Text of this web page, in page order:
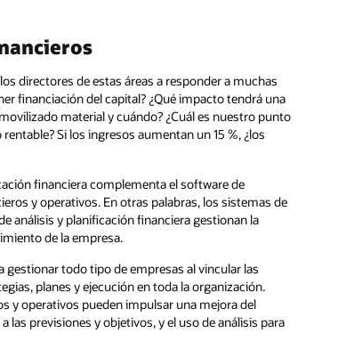
directores de estas áreas a responder a muchas
financiación del capital? ¿Qué impacto tendrá una
material y cuándo? ¿Cuál es nuestro punto
Si los ingresos aumentan un 15 %, ¿los
financiera complementa el software de
y operativos. En otras palabras, los sistemas de
análisis y planificación financiera gestionan la
de la empresa.
gestionar todo tipo de empresas al vincular las
planes y ejecución en toda la organización.
y operativos pueden impulsar una mejora del
previsiones y objetivos, y el uso de análisis para